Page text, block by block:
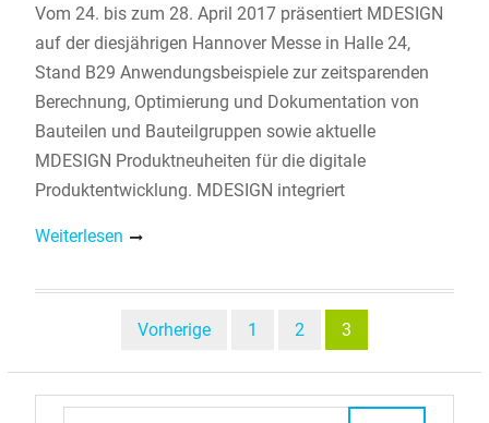
Vom 24. bis zum 28. April 2017 präsentiert MDESIGN
auf der diesjährigen Hannover Messe in Halle 24,
Stand B29 Anwendungsbeispiele zur zeitsparenden
Berechnung, Optimierung und Dokumentation von
Bauteilen und Bauteilgruppen sowie aktuelle
MDESIGN Produktneuheiten für die digitale
Produktentwicklung. MDESIGN integriert
Weiterlesen
Beitragsnavigation
Vorherige 1 2 3